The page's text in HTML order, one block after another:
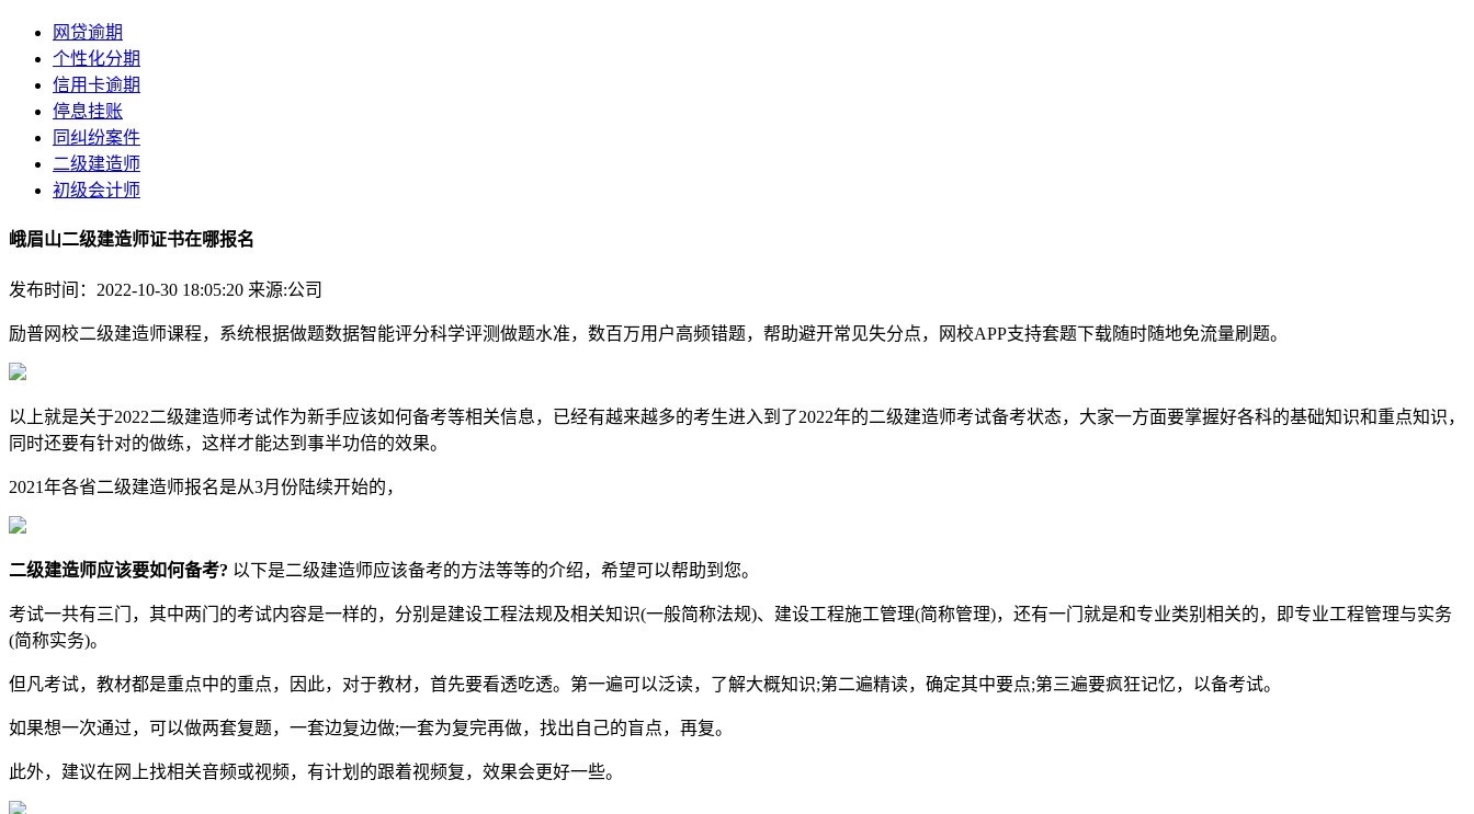
网贷逾期
个性化分期
信用卡逾期
停息挂账
同纠纷案件
二级建造师
初级会计师
峨眉山二级建造师证书在哪报名
发布时间：2022-10-30 18:05:20 来源:公司
励普网校二级建造师课程，系统根据做题数据智能评分科学评测做题水准，数百万用户高频错题，帮助避开常见失分点，网校APP支持套题下载随时随地免流量刷题。
以上就是关于2022二级建造师考试作为新手应该如何备考等相关信息，已经有越来越多的考生进入到了2022年的二级建造师考试备考状态，大家一方面要掌握好各科的基础知识和重点知识，
同时还要有针对的做练，这样才能达到事半功倍的效果。
2021年各省二级建造师报名是从3月份陆续开始的，
二级建造师应该要如何备考? 以下是二级建造师应该备考的方法等等的介绍，希望可以帮助到您。
考试一共有三门，其中两门的考试内容是一样的，分别是建设工程法规及相关知识(一般简称法规)、建设工程施工管理(简称管理)，还有一门就是和专业类别相关的，即专业工程管理与实务
(简称实务)。
但凡考试，教材都是重点中的重点，因此，对于教材，首先要看透吃透。第一遍可以泛读，了解大概知识;第二遍精读，确定其中要点;第三遍要疯狂记忆，以备考试。
如果想一次通过，可以做两套复题，一套边复边做;一套为复完再做，找出自己的盲点，再复。
此外，建议在网上找相关音频或视频，有计划的跟着视频复，效果会更好一些。